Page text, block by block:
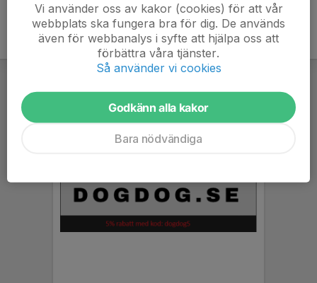
Vi använder oss av kakor (cookies) för att vår
webbplats ska fungera bra för dig. De används
även för webbanalys i syfte att hjälpa oss att
förbättra våra tjänster.
Så använder vi cookies
Godkänn alla kakor
Bara nödvändiga